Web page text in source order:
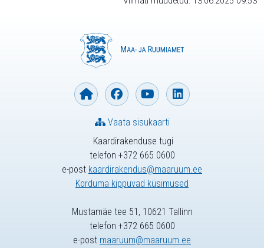
Kaardirakenduse tugi
telefon +372 665 0600
e-post kaardirakendus@maaruum.ee
Korduma kippuvad küsimused
Vaata sisukaarti
Mustamäe tee 51, 10621 Tallinn
telefon +372 665 0600
e-post maaruum@maaruum.ee